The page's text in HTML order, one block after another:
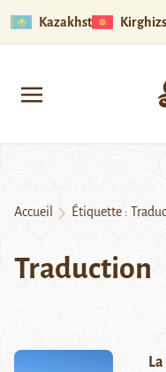
Kazakhstan
Accueil Étiquette :
Traduction